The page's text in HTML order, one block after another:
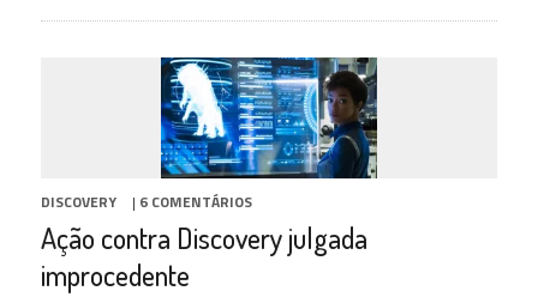
DISCOVERY | 6 COMENTÁRIOS
Ação contra Discovery julgada
improcedente